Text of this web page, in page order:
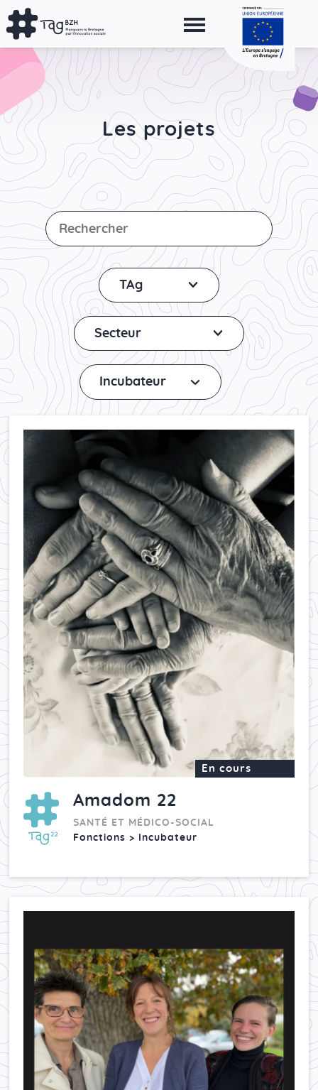
Aller
au
contenu
principal
Les projets
TAg
Secteur
Incubateur
En cours
Amadom 22
SANTÉ ET MÉDICO-SOCIAL
Fonctions > Incubateur